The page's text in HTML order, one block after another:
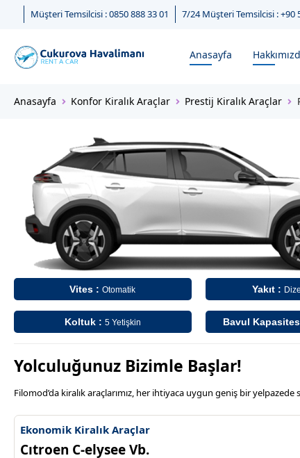
Müşteri Temsilcisi : 0850 888 33 01 7/24 Müşteri Temsilcisi : +90
Anasayfa
Anasayfa Konfor Kiralık Araçlar Prestij Kiralık Araçlar
Vites :Otomatik Yakıt :
Koltuk : 5 Yetişkin Bavul
Yolculuğunuz Bizimle Başlar!
Filomod’da kiralık araçlarımız, her ihtiyaca uygun geniş bir
Ekonomik Kiralık Araçlar
Cıtroen C-elysee Vb.